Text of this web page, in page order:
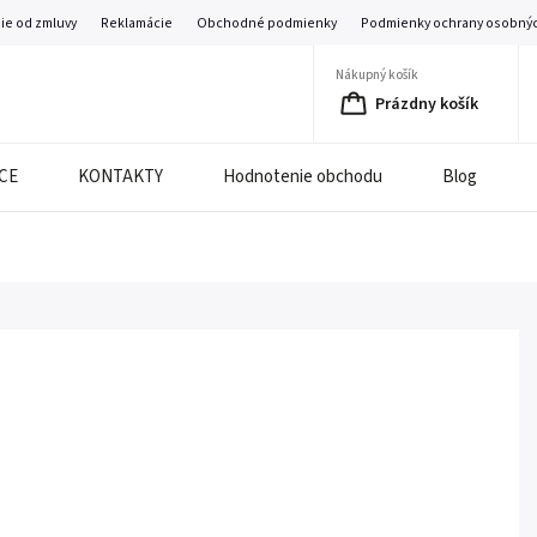
od zmluvy Reklamácie Obchodné podmienky Podmienky ochrany
Nákupný košík
Prázdny košík
KONTAKTY Hodnotenie obchodu Blog